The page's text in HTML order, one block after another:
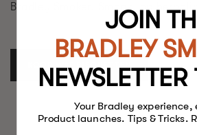
Bradley Smoker. Smaak, op
JOIN
BRADLEY
NEWSLETTER
Your Bradley experience,
Product launches. Tips & Tricks.